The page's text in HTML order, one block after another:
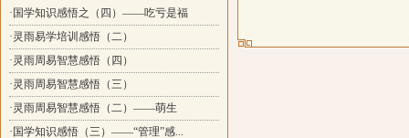
·国学知识感悟之（四）——吃亏是福
·灵雨易学培训感悟（二）
·灵雨周易智慧感悟（四）
·灵雨周易智慧感悟（三）
·灵雨周易智慧感悟（二）——萌生
·国学知识感悟（三）——“管理”感...